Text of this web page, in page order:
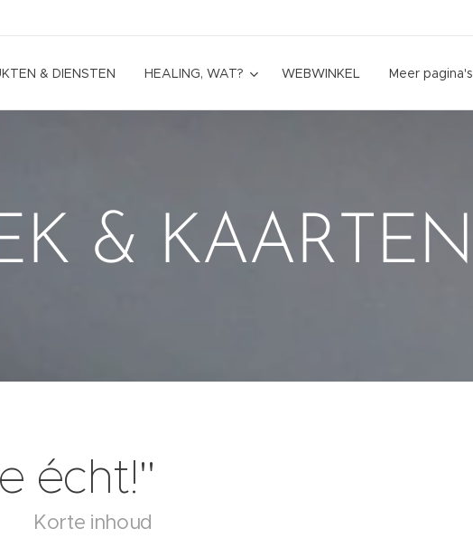
& DIENSTEN HEALING, WAT? WEBWINKEL Meer pagina's
& KAARTEN
écht!"
Korte inhoud